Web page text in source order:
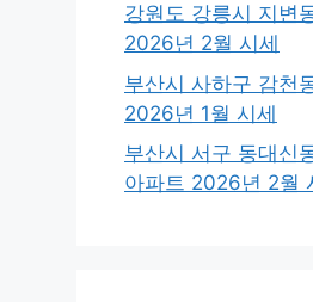
강원도 강릉시 지변
2026년 2월 시세
부산시 사하구 감천
2026년 1월 시세
부산시 서구 동대신
아파트 2026년 2월